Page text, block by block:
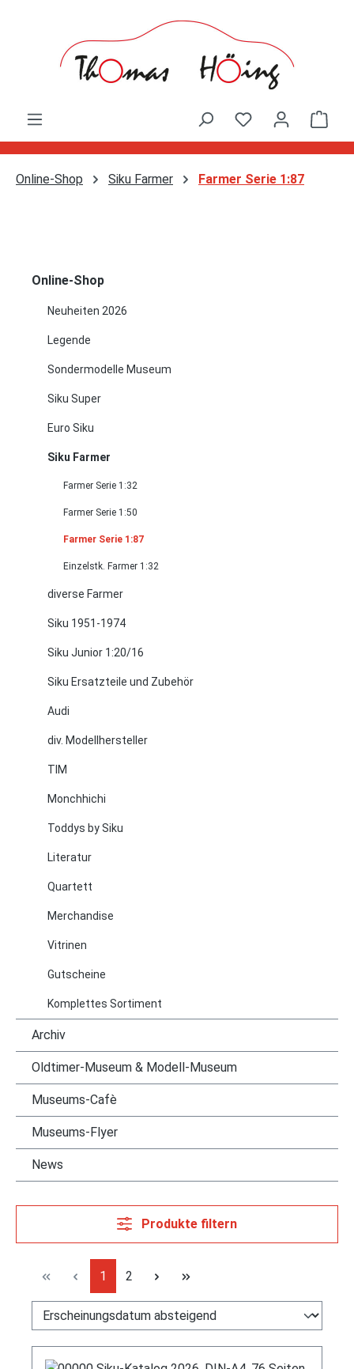
Online-Shop Siku Farmer Farmer Serie 1:87
Online-Shop
Neuheiten 2026
Legende
Sondermodelle Museum
Siku Super
Euro Siku
Siku Farmer
Farmer Serie 1:32
Farmer Serie 1:50
Farmer Serie 1:87
Einzelstk. Farmer 1:32
diverse Farmer
Siku 1951-1974
Siku Junior 1:20/16
Siku Ersatzteile und Zubehör
Audi
div. Modellhersteller
TIM
Monchhichi
Toddys by Siku
Literatur
Quartett
Merchandise
Vitrinen
Gutscheine
Komplettes Sortiment
Archiv
Oldtimer-Museum & Modell-Museum
Museums-Cafè
Museums-Flyer
News
Produkte filtern
Seite
1 Seite
2